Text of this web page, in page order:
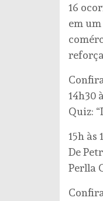
16
em
14h30
Quiz:
15h às
De
Perlla